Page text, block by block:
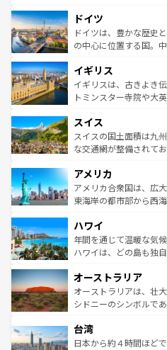
せる。地方によって風
ンテンツ一覧を参照し
で、幅広い魅力が詰ま
聖堂、美しいビーチ、
から魅了する。また、
いる。シャンパンの発
香り高いラベンダー畑
らに、パリ以外の地域
れる地方に足を運ぶと
きるだろう。
を参照してほしい。
ドイツ
ドイツは、豊かな歴史
の中心に位置する国。
顔を持つこの国は、ど
ルリンの文化的活気、
してライン川沿いのワ
は、お酒好きな人にはぜひ体験
ドイツ情報はコンテン
イギリス
イギリスは、古きよき
トミンスター寺院や大
リアごとに異なる魅力
ティー、ビール好きに
戦など、本場だからこ
ンツ一覧を参照してほし
スイス
スイスの国土面積は九
な交通網が整備されて
の建物がそのまま残る
博物館もあり、アルプ
ことができる。国民の
ば市内交通費無料で観光を
着のスイス情報はコン
アメリカ
アメリカ合衆国は、広
東海岸の都市部から西
のような巨大都市は、
ンメントが詰まった刺
西部には大自然が広が
部のニューオーリンズ
文化が魅力。旅行者は
しみながら、その多様
ならではの贅沢な旅のスタイルだ。 な
情報はコンテンツ一覧
ハワイ
年間を通じて温暖な気
ハワイは、どの島も独
ワイ島は見逃せない。
島だが、静かな自然を
おすすめ。エメラルド
れるおもてなしの心で
人々、おいしいローカ
オーストラリア
オーストラリアは、壮
シドニーのシンボルで
リアリーフや大陸中央
ク）、タスマニアの美
台湾
日本から約４時間ほど